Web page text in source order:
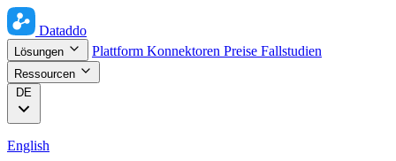
Dataddo
Lösungen Plattform Konnektoren Preise Fallstudien
Ressourcen
DE
English